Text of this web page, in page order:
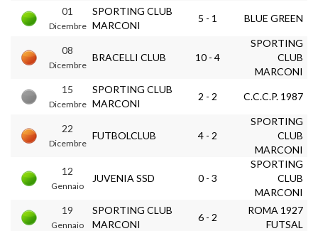
01
Dicembre
SPORTING CLUB
MARCONI
5 - 1 BLUE GREEN
08
Dicembre
BRACELLI CLUB 10 - 4
SPORTING
CLUB
MARCONI
15
Dicembre
SPORTING CLUB
MARCONI
2 - 2 C.C.C.P. 1987
22
Dicembre
FUTBOLCLUB 4 - 2
SPORTING
CLUB
MARCONI
12
Gennaio
JUVENIA SSD 0 - 3
SPORTING
CLUB
MARCONI
19
Gennaio
SPORTING CLUB
MARCONI
6 - 2
ROMA 1927
FUTSAL